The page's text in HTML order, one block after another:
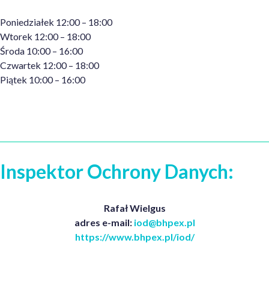
Poniedziałek 12:00 – 18:00
Wtorek 12:00 – 18:00
Środa 10:00 – 16:00
Czwartek 12:00 – 18:00
Piątek 10:00 – 16:00
Inspektor Ochrony Danych:
Rafał Wielgus
adres e-mail: iod@bhpex.pl
https://www.bhpex.pl/iod/